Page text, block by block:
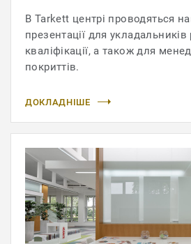
В Tarkett центрі проводяться
презентації для укладальників
кваліфікації, а також для
покриттів.
ДОКЛАДНІШЕ